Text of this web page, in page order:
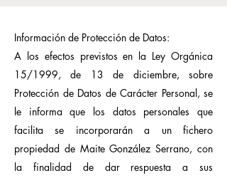
Información de Protección de Datos:
A los efectos previstos en la Ley Orgánica
15/1999, de 13 de diciembre, sobre
Protección de Datos de Carácter Personal, se
le informa que los datos personales que
facilita se incorporarán a un fichero
propiedad de Maite González Serrano, con
la finalidad de dar respuesta a sus